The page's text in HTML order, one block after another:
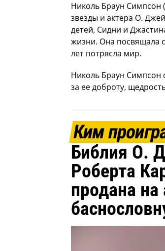
Николь Браун Симпсон
звезды и актера О.
детей, Сидни и
жизни. Она посвящала
лет потрясла мир.
Николь Браун Симпсон
за ее доброту,
Ким
Библия О.
Роберта
продана на